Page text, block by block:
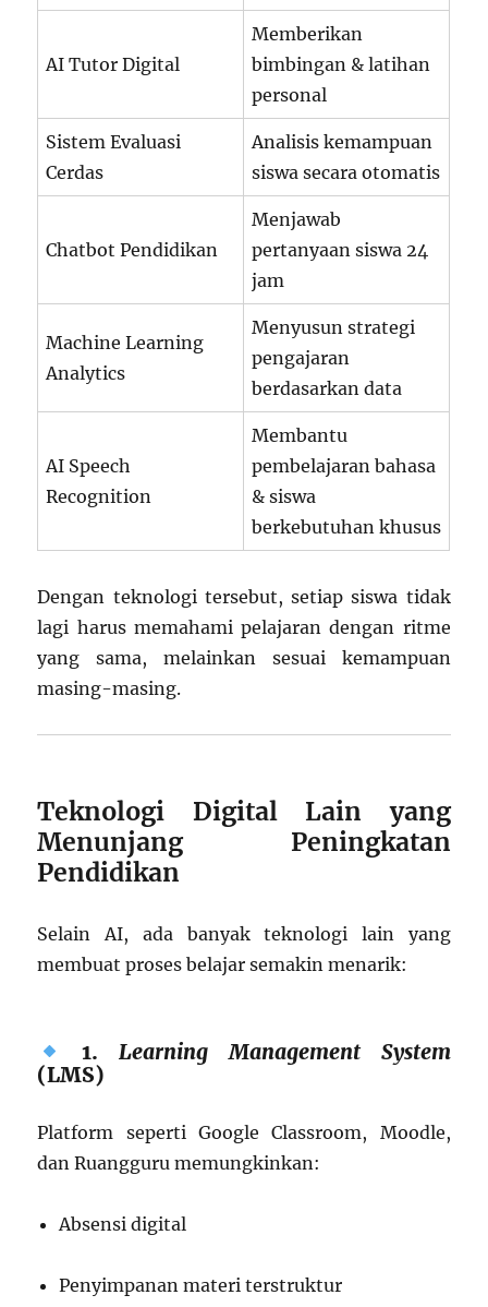
AI Tutor Digital
Memberikan
bimbingan & latihan
personal
Sistem Evaluasi
Cerdas
Analisis kemampuan
siswa secara otomatis
Chatbot Pendidikan
Menjawab
pertanyaan siswa 24
jam
Machine Learning
Analytics
Menyusun strategi
pengajaran
berdasarkan data
AI Speech
Recognition
Membantu
pembelajaran bahasa
& siswa
berkebutuhan khusus
Dengan teknologi tersebut, setiap siswa tidak
lagi harus memahami pelajaran dengan ritme
yang sama, melainkan sesuai kemampuan
masing-masing.
Teknologi Digital Lain yang
Menunjang Peningkatan
Pendidikan
Selain AI, ada banyak teknologi lain yang
membuat proses belajar semakin menarik:
1. Learning Management System
(LMS)
Platform seperti Google Classroom, Moodle,
dan Ruangguru memungkinkan:
Absensi digital
Penyimpanan materi terstruktur